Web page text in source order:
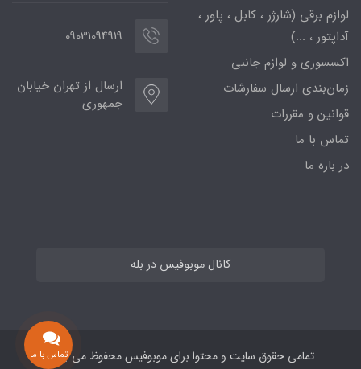
لوازم برقی (شارژر ، کابل ، پاور ،
آداپتور ، ...)
اکسسوری و لوازم جانبی
زمان‌بندی ارسال سفارشات
قوانین و مقررات
تماس با ما
در باره ما
09031094919
ارسال از تهران خیابان
جمهوری
کانال موبوفیس در بله
تماس با ما
تمامی حقوق سایت و محتوا برای موبوفیس محفوظ می باشد